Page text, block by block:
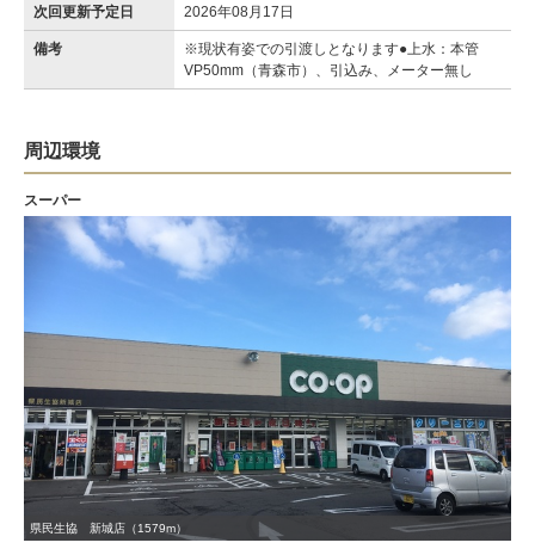
次回更新予定日 2026年08月17日
備考
※現状有姿での引渡しとなります●上水：本管
VP50mm（青森市）、引込み、メーター無し
周辺環境
スーパー
県民生協 新城店（1579m）